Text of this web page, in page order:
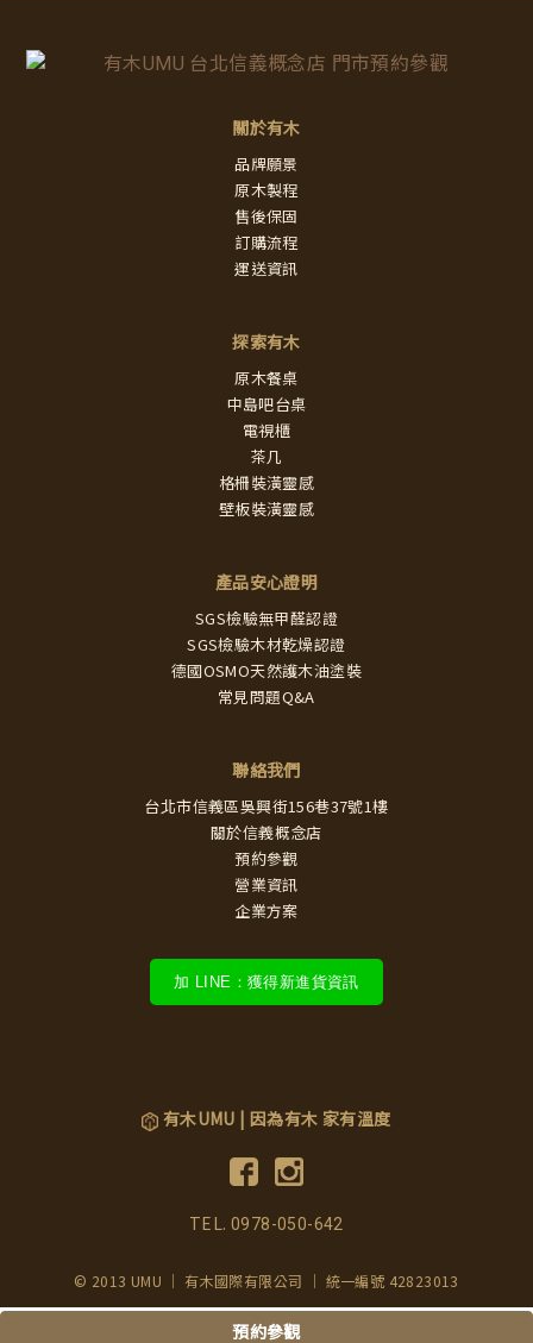
關於有木
品牌願景
原木製程
售後保固
訂購流程
運送資訊
探索有木
原木餐桌
中島吧台桌
電視櫃
茶几
格柵裝潢靈感
壁板裝潢靈感
產品安心證明
SGS檢驗無甲醛認證
SGS檢驗木材乾燥認證
德國OSMO天然護木油塗裝
常見問題Q&A
聯絡我們
台北市信義區吳興街156巷37號1樓
關於信義概念店
預約參觀
營業資訊
企業方案
加 LINE：獲得新進貨資訊
有木UMU | 因為有木 家有溫度
TEL.0978-050-642
© 2013 UMU ｜ 有木國際有限公司 ｜ 統一編號 42823013
預約參觀